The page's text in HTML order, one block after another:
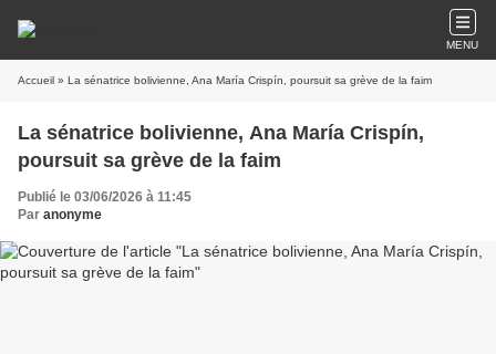
MENU
Accueil » La sénatrice bolivienne, Ana María Crispín, poursuit sa grève de la faim
La sénatrice bolivienne, Ana María Crispín,
poursuit sa grève de la faim
Publié le 03/06/2026 à 11:45
Par anonyme